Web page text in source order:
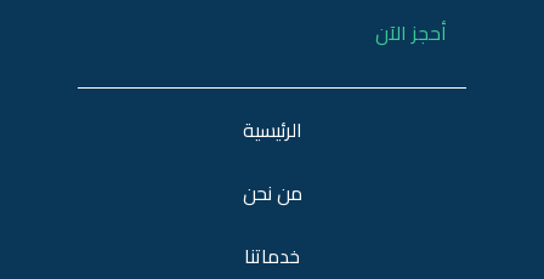
أحجز الآن
الرئيسية
من نحن
خدماتنا